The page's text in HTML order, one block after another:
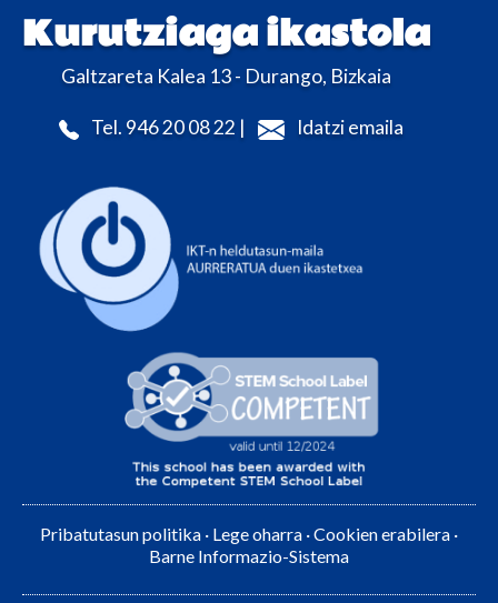
Kurutziaga ikastola
Galtzareta Kalea 13 - Durango, Bizkaia
Tel. 946 20 08 22 | Idatzi emaila
Pribatutasun politika · Lege oharra ·Cookien erabilera ·
Barne Informazio-Sistema